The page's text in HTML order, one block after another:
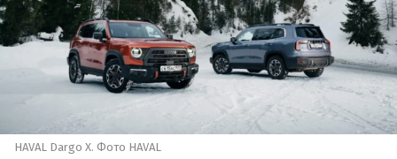
HAVAL Dargo X. Фото HAVAL